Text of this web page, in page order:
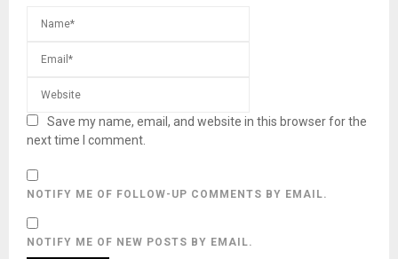
Save my name, email, and website in this browser for the
next time I comment.
NOTIFY ME OF FOLLOW-UP COMMENTS BY EMAIL.
NOTIFY ME OF NEW POSTS BY EMAIL.